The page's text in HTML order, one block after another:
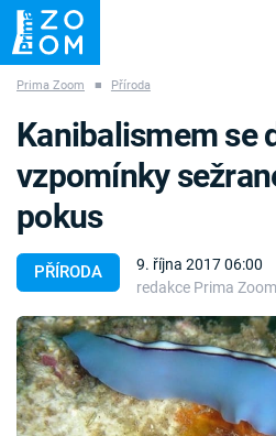
ZÁHADY VETŘELCI DÁVNOVĚKU
Témata
Témata
Pořady
Prima Zoom ■ Příroda
PŘÍRODA
9. října 2017 06:00
redakce Prima Zoom
Kanibalismem se
vzpomínky
pokus